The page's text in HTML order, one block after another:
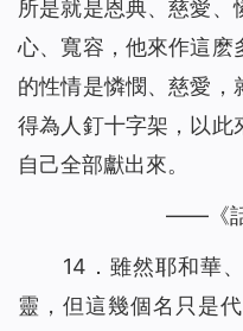
所是就是恩典、慈愛
心、寬容，他來作這麽
的性情是憐憫、慈愛
得為人釘十字架，以此
自己全部獻出來。
——《話
14．雖然耶和華
靈，但這幾個名只是